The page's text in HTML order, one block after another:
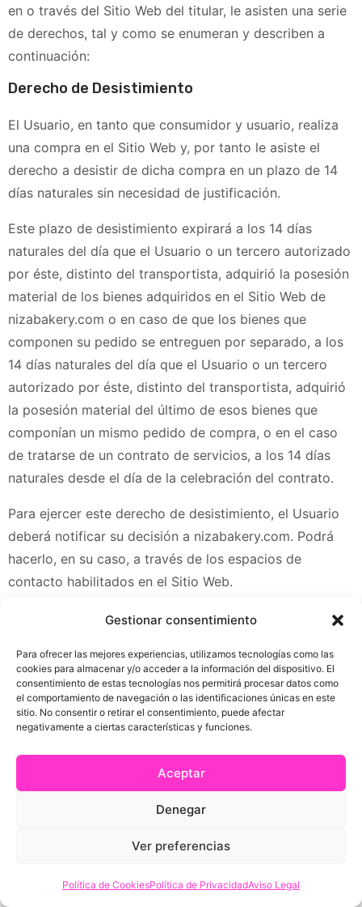
Gestionar consentimiento
Para ofrecer las mejores experiencias, utilizamos tecnologías como las
cookies para almacenar y/o acceder a la información del dispositivo. El
consentimiento de estas tecnologías nos permitirá procesar datos como
el comportamiento de navegación o las identificaciones únicas en este
sitio. No consentir o retirar el consentimiento, puede afectar
negativamente a ciertas características y funciones.
Aceptar
Denegar
Ver preferencias
Política de CookiesPolítica de PrivacidadAviso Legal
en o través del Sitio Web del titular, le asisten una serie
de derechos, tal y como se enumeran y describen a
continuación:
Derecho de Desistimiento
El Usuario, en tanto que consumidor y usuario, realiza
una compra en el Sitio Web y, por tanto le asiste el
derecho a desistir de dicha compra en un plazo de 14
días naturales sin necesidad de justificación.
Este plazo de desistimiento expirará a los 14 días
naturales del día que el Usuario o un tercero autorizado
por éste, distinto del transportista, adquirió la posesión
material de los bienes adquiridos en el Sitio Web de
nizabakery.com o en caso de que los bienes que
componen su pedido se entreguen por separado, a los
14 días naturales del día que el Usuario o un tercero
autorizado por éste, distinto del transportista, adquirió
la posesión material del último de esos bienes que
componían un mismo pedido de compra, o en el caso
de tratarse de un contrato de servicios, a los 14 días
naturales desde el día de la celebración del contrato.
Para ejercer este derecho de desistimiento, el Usuario
deberá notificar su decisión a nizabakery.com. Podrá
hacerlo, en su caso, a través de los espacios de
contacto habilitados en el Sitio Web.
El Usuario, independientemente del medio que elija para
inequívoca que es su intención desistir del contrato de
compra. En todo caso, el Usuario podrá utilizar el
modelo de formulario de desistimiento que
nizabakery.compone a su disposición como parte
anexada a estas Condiciones, sin embargo, su uso no
Para cumplir el plazo de desistimiento, basta con que la
de desistir sea enviada antes de que venza el plazo
correspondiente.